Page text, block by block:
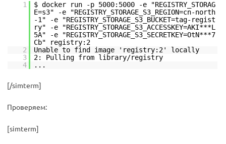
1
$ docker run -p 5000:5000 -e "REGISTRY_STORAG
E=s3" -e "REGISTRY_STORAGE_S3_REGION=cn-north
-1" -e "REGISTRY_STORAGE_S3_BUCKET=tag-regist
ry" -e "REGISTRY_STORAGE_S3_ACCESSKEY=AKI***L
5A" -e "REGISTRY_STORAGE_S3_SECRETKEY=OtN***7
Cb" registry:2
2
Unable to find image 'registry:2' locally
3
2: Pulling from library/registry
4
...
[/simterm]
Проверяем:
[simterm]